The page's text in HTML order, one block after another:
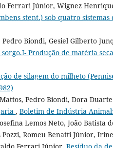
Ferrari Júnior, Wignez
stent.) sob quatro sistemas
Biondi, Gesiel Gilberto
Produção de matéria
de silagem do milheto
Pedro Biondi, Dora
, Boletim de Indústria
Lemos Neto, João Batista
Romeu Benatti Júnior,
Ferrari Júnior, Resíduo da